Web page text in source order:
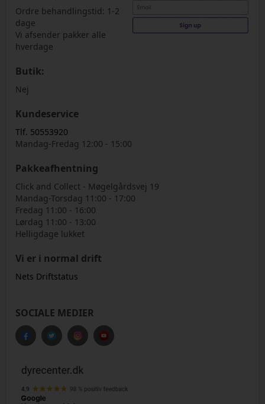
Ordre behandlingstid: 1-2
dage
Vi afsender pakker alle
hverdage
Butik:
Nej
Kundeservice
Tlf. 50553920
Mandag-Fredag 12:00 - 15:00
Pakkeafhentning
Click and Collect - Møgelgårdsvej 19
Mandag-Torsdag 11:00 - 17:00
Fredag 11:00 - 16:00
Lørdag 11:00 - 13:00
Helligdage lukket
Vi er i normal drift
Nets Driftstatus
SOCIALE MEDIER